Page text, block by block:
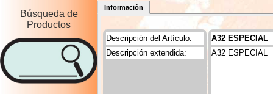
Búsqueda de
Productos
Información
Descripción del Artículo:
Descripción extendida:
A32 ESPECIAL
A32 ESPECIAL